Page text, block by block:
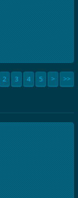
2 3 4 5 > >>